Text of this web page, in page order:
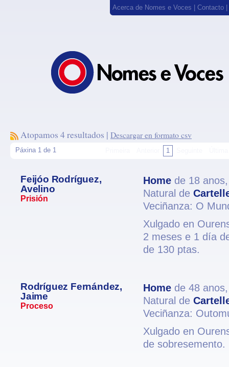
Acerca de Nomes e Voces Contacto
Atopamos 4 resultados | Descargar en formato csv
Páxina 1 de 1 1
Feijóo Rodríguez,
Avelino
Prisión
Home de 18
Natural de
Veciñanza: O
Xulgado en
2 meses e 1 día
de 130 ptas.
Rodríguez Fernández,
Jaime
Proceso
Home de 48
Natural de
Veciñanza:
Xulgado en
de sobresemento.